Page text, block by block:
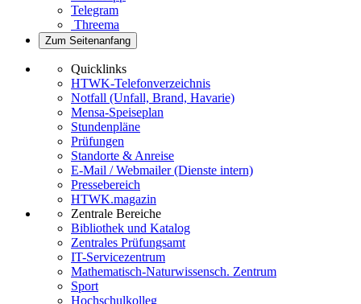
Telegram
Threema
Zum Seitenanfang
Quicklinks
HTWK-Telefonverzeichnis
Notfall (Unfall, Brand, Havarie)
Mensa-Speiseplan
Stundenpläne
Prüfungen
Standorte & Anreise
E-Mail / Webmailer (Dienste intern)
Pressebereich
HTWK.magazin
Zentrale Bereiche
Bibliothek und Katalog
Zentrales Prüfungsamt
IT-Servicezentrum
Mathematisch-Naturwissensch. Zentrum
Sport
Hochschulkolleg